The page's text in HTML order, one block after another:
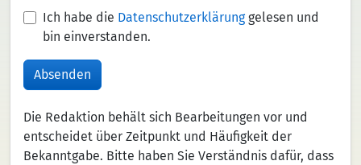
Ich habe die Datenschutzerklärunggelesen und
bin einverstanden.
Absenden
Die Redaktion behält sich Bearbeitungen vor und
entscheidet über Zeitpunkt und Häufigkeit der
Bekanntgabe. Bitte haben Sie Verständnis dafür, dass